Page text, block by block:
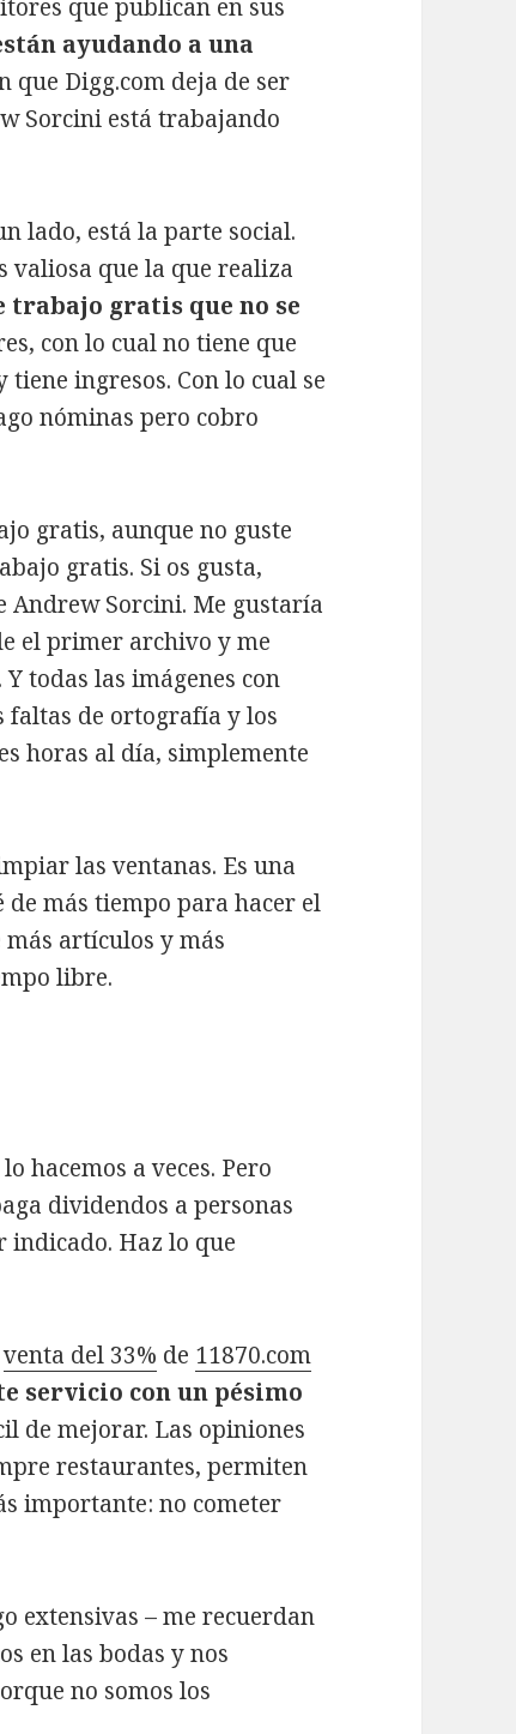
que publican en sus
ayudando a una
que Digg.com deja de ser
Sorcini está trabajando
lado, está la parte social.
valiosa que la que realiza
trabajo gratis que no se
con lo cual no tiene que
ingresos. Con lo cual se
nóminas pero cobro
gratis, aunque no guste
gratis. Si os gusta,
Sorcini. Me gustaría
el primer archivo y me
todas las imágenes con
faltas de ortografía y los
horas al día, simplemente
las ventanas. Es una
más tiempo para hacer el
artículos y más
libre.
hacemos a veces. Pero
dividendos a personas
indicado. Haz lo que
venta del 33% de 11870.com
servicio con un pésimo
de mejorar. Las opiniones
restaurantes, permiten
importante: no cometer
extensivas – me recuerdan
en las bodas y nos
no somos los